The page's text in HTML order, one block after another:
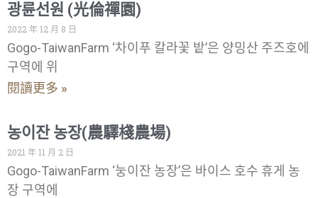
광륜선원 (光倫禪園)
2022 年 12 月 8 日
Gogo-TaiwanFarm ‘차이푸 칼라꽃 밭’은 양밍산 주즈호에
구역에 위
閱讀更多 »
농이잔 농장(農驛棧農場)
2021 年 11 月 2 日
Gogo-TaiwanFarm ‘눙이잔 농장’은 바이스 호수 휴게 농
장 구역에